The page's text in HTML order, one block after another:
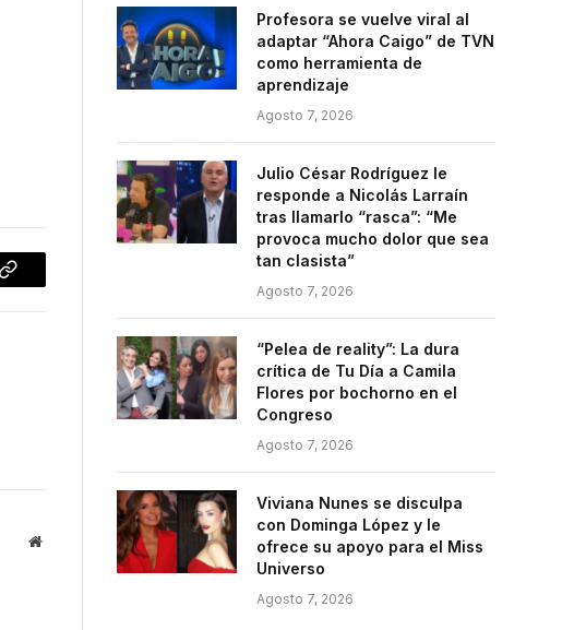
Copiar
Website
Profesora se vuelve viral al
adaptar “Ahora Caigo” de TVN
como herramienta de
aprendizaje
Agosto 7, 2026
Julio César Rodríguez le
responde a Nicolás Larraín
tras llamarlo “rasca”: “Me
provoca mucho dolor que sea
tan clasista”
Agosto 7, 2026
“Pelea de reality”: La dura
crítica de Tu Día a Camila
Flores por bochorno en el
Congreso
Agosto 7, 2026
Viviana Nunes se disculpa
con Dominga López y le
ofrece su apoyo para el Miss
Universo
Agosto 7, 2026